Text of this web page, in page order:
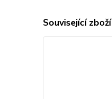
Související zboží